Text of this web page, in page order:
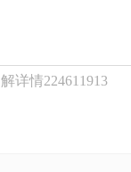
详情224611913